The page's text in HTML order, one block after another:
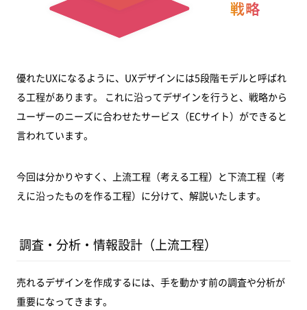
優れたUXになるように、UXデザインには5段階モデルと呼ばれ
る工程があります。 これに沿ってデザインを行うと、戦略から
ユーザーのニーズに合わせたサービス（ECサイト）ができると
言われています。
今回は分かりやすく、上流工程（考える工程）と下流工程（考
えに沿ったものを作る工程）に分けて、解説いたします。
調査・分析・情報設計（上流工程）
売れるデザインを作成するには、手を動かす前の調査や分析が
重要になってきます。